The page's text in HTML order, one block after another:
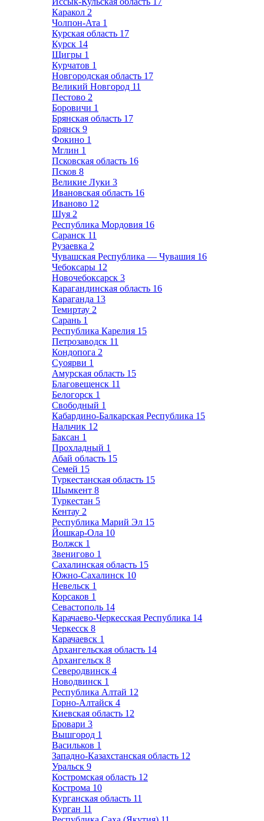
Каракол 2
Чолпон-Ата 1
Курская область 17
Курск 14
Щигры 1
Курчатов 1
Новгородская область 17
Великий Новгород 11
Пестово 2
Боровичи 1
Брянская область 17
Брянск 9
Фокино 1
Мглин 1
Псковская область 16
Псков 8
Великие Луки 3
Ивановская область 16
Иваново 12
Шуя 2
Республика Мордовия 16
Саранск 11
Рузаевка 2
Чувашская Республика — Чувашия 16
Чебоксары 12
Новочебоксарск 3
Карагандинская область 16
Караганда 13
Темиртау 2
Сарань 1
Республика Карелия 15
Петрозаводск 11
Кондопога 2
Суоярви 1
Амурская область 15
Благовещенск 11
Белогорск 1
Свободный 1
Кабардино-Балкарская Республика 15
Нальчик 12
Баксан 1
Прохладный 1
Абай область 15
Семей 15
Туркестанская область 15
Шымкент 8
Туркестан 5
Кентау 2
Республика Марий Эл 15
Йошкар-Ола 10
Волжск 1
Звенигово 1
Сахалинская область 15
Южно-Сахалинск 10
Невельск 1
Корсаков 1
Севастополь 14
Карачаево-Черкесская Республика 14
Черкесск 8
Карачаевск 1
Архангельская область 14
Архангельск 8
Северодвинск 4
Новодвинск 1
Республика Алтай 12
Горно-Алтайск 4
Киевская область 12
Бровари 3
Вышгород 1
Васильков 1
Западно-Казахстанская область 12
Уральск 9
Костромская область 12
Кострома 10
Курганская область 11
Курган 11